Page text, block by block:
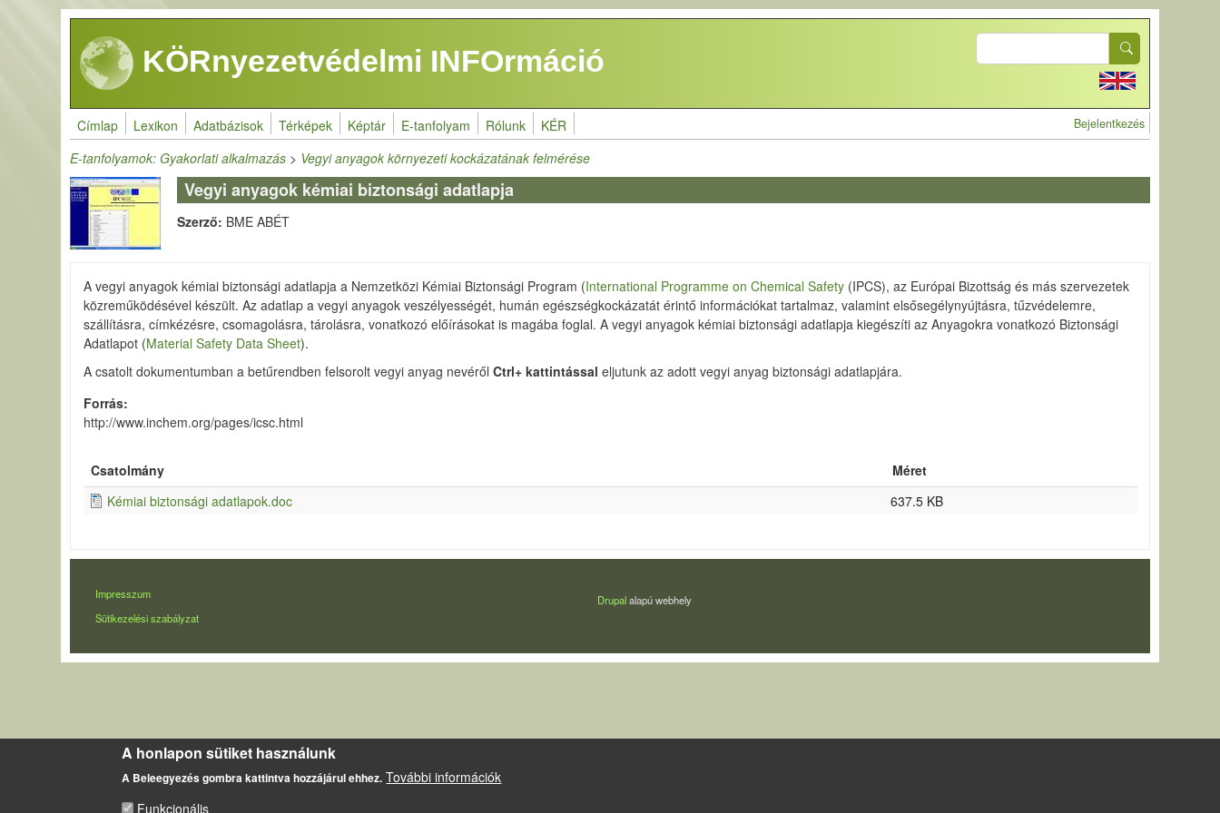
Ugrás a tartalomra
KÖRnyezetvédelmi INFOrmáció
Search
Címlap Lexikon Adatbázisok Térképek Képtár E-tanfolyam Rólunk KÉR User account
Bejelentkezés
E-tanfolyamok: Gyakorlati alkalmazás > Vegyi anyagok környezeti kockázatának felmérése
Vegyi anyagok kémiai biztonsági adatlapja
Szerző: BME ABÉT
A vegyi anyagok kémiai biztonsági adatlapja a Nemzetközi Kémiai Biztonsági Program (International Programme on Chemical Safety (IPCS), az Európai Bizottság és más szervezetek
közreműködésével készült. Az adatlap a vegyi anyagok veszélyességét, humán egészségkockázatát érintő információkat tartalmaz, valamint elsősegélynyújtásra, tűzvédelemre,
szállításra, címkézésre, csomagolásra, tárolásra, vonatkozó előírásokat is magába foglal. A vegyi anyagok kémiai biztonsági adatlapja kiegészíti az Anyagokra vonatkozó Biztonsági
Adatlapot (Material Safety Data Sheet).
A csatolt dokumentumban a betűrendben felsorolt vegyi anyag nevérőlCtrl+ kattintássaleljutunk az adott vegyi anyag biztonsági adatlapjára.
Forrás
http://www.inchem.org/pages/icsc.html
Csatolmány
Méret
Kémiai biztonsági adatlapok.doc
637.5 KB
LÁBLÉC
Impresszum
Sütikezelési szabályzat
Drupalalapú webhely
A honlapon sütiket használunk
A Beleegyezés gombra kattintva hozzájárul ehhez. További információk
Funkcionális